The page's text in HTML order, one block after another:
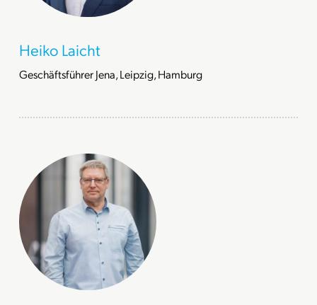
Heiko Laicht
Geschäftsführer Jena, Leipzig, Hamburg